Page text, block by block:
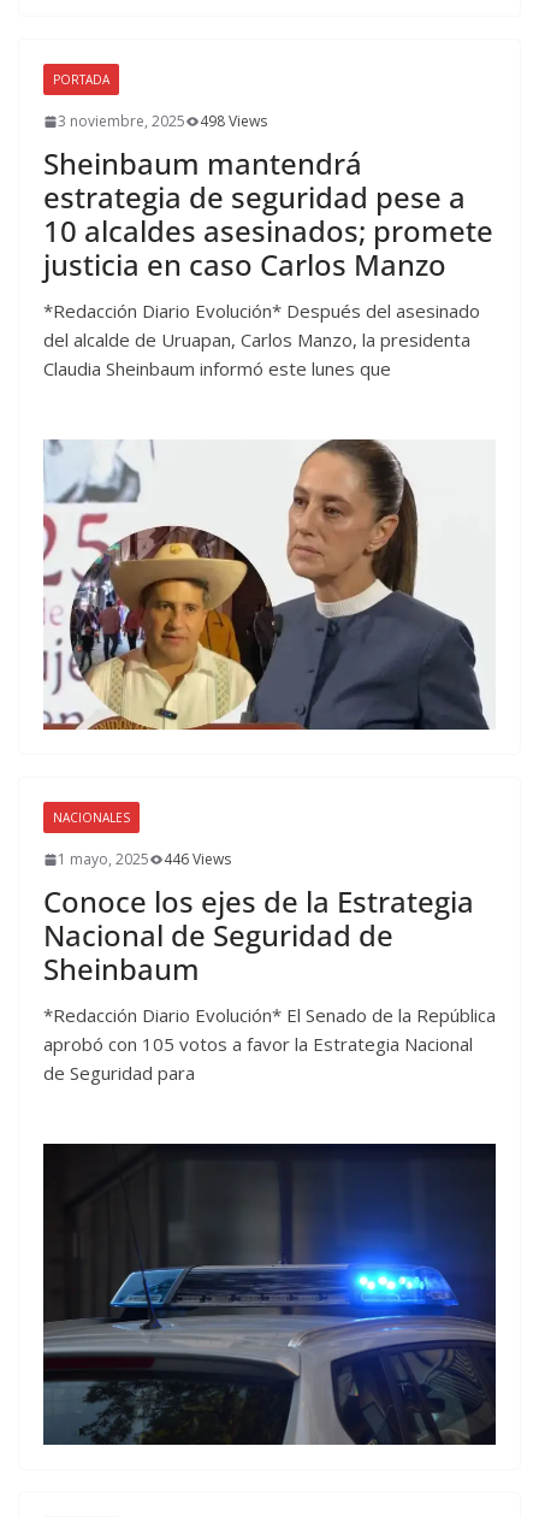
PORTADA
3 noviembre, 2025 498 Views
Sheinbaum mantendrá
estrategia de seguridad pese a
10 alcaldes asesinados; promete
justicia en caso Carlos Manzo
*Redacción Diario Evolución* Después del asesinado
del alcalde de Uruapan, Carlos Manzo, la presidenta
Claudia Sheinbaum informó este lunes que
NACIONALES
1 mayo, 2025 446 Views
Conoce los ejes de la Estrategia
Nacional de Seguridad de
Sheinbaum
*Redacción Diario Evolución* El Senado de la República
aprobó con 105 votos a favor la Estrategia Nacional
de Seguridad para